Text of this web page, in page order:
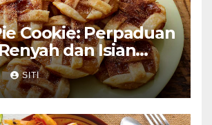
Cookie: Perpaduan
dan Isian
SITI